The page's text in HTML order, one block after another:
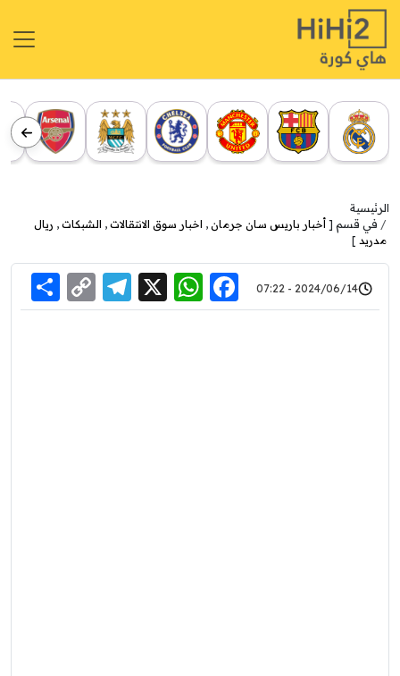
الرئيسية
في قسم [ أخبار باريس سان جرمان , اخبار سوق الانتقالات , الشبكات , ريال
مدريد ]
2024/06/14 - 07:22
Facebook
WhatsApp
X
Link